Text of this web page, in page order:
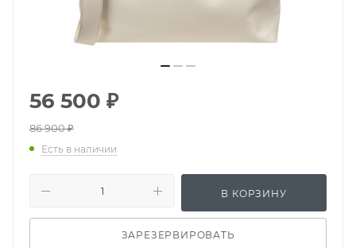
56 500 ₽
86 900₽
Есть в наличии
В КОРЗИНУ
ЗАРЕЗЕРВИРОВАТЬ